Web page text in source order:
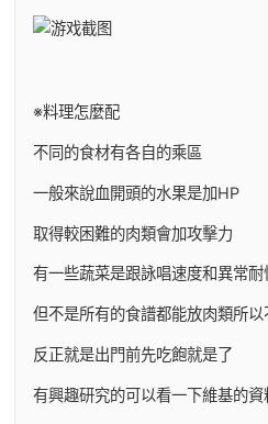
※料理怎麼配
不同的食材有各自的乘區
一般來說血開頭的水果是加HP
取得較困難的肉類會加攻擊力
有一些蔬菜是跟詠唱速度和異常耐
但不是所有的食譜都能放肉類所
反正就是出門前先吃飽就是了
有興趣研究的可以看一下維基的資